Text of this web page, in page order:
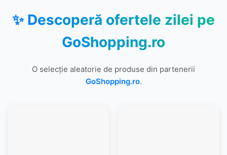
✨ Descoperă ofertele zilei pe
GoShopping.ro
O selecție aleatorie de produse din partenerii
GoShopping.ro.